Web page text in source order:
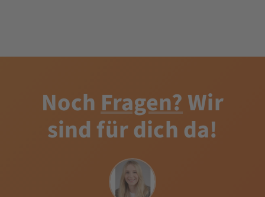
NochFragen?Wir
sind für dich da!